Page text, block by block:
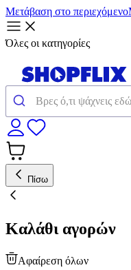
Μετάβαση στο περιεχόμενο
Όλες οι κατηγορίες
Πίσω
Καλάθι αγορών
Αφαίρεση όλων